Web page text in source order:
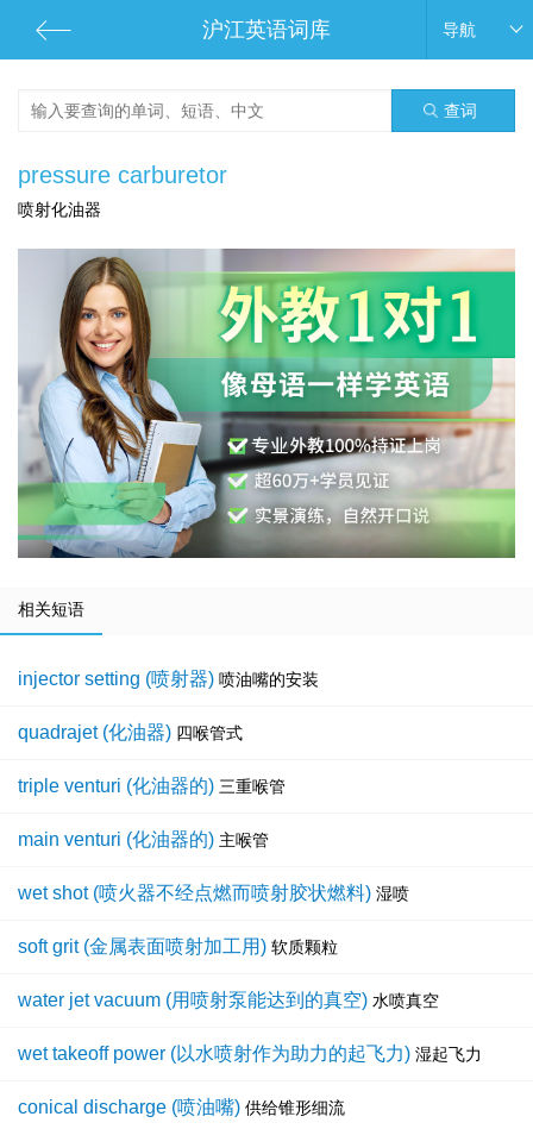
沪江英语词库 导航
查词
pressure carburetor
喷射化油器
相关短语
injector setting (喷射器) 喷油嘴的安装
quadrajet (化油器) 四喉管式
triple venturi (化油器的) 三重喉管
main venturi (化油器的) 主喉管
wet shot (喷火器不经点燃而喷射胶状燃料) 湿喷
soft grit (金属表面喷射加工用) 软质颗粒
water jet vacuum (用喷射泵能达到的真空) 水喷真空
wet takeoff power (以水喷射作为助力的起飞力) 湿起飞力
conical discharge (喷油嘴) 供给锥形细流